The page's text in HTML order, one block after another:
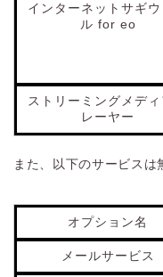
インターネットサギウ
ル for eo
ストリーミングメデ
レーヤー
また、以下のサービスは
オプション名
メールサービス